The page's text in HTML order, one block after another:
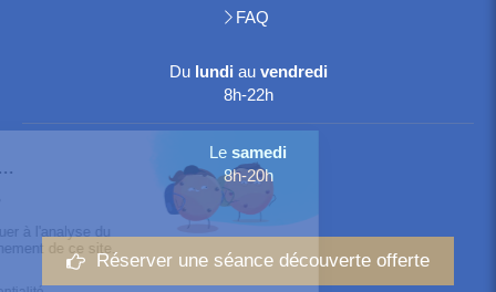
FAQ
Du lundi au vendredi
8h-22h
Le samedi
8h-20h
Réserver une séance découverte offerte